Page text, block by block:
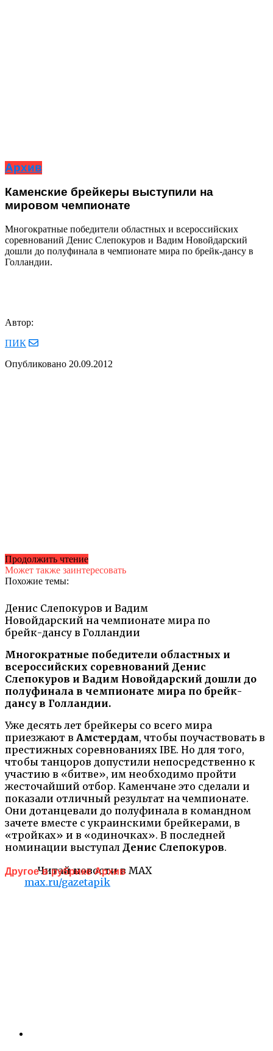
Архив
Каменские брейкеры выступили на
мировом чемпионате
Многократные победители областных и всероссийских
соревнований Денис Слепокуров и Вадим Новойдарский
дошли до полуфинала в чемпионате мира по брейк-дансу в
Голландии.
Автор:
ПИК
Опубликовано 20.09.2012
Денис Слепокуров и Вадим
Новойдарский на чемпионате мира по
брейк-дансу в Голландии
Многократные победители областных и
всероссийских соревнований Денис
Слепокуров и Вадим Новойдарский дошли до
полуфинала в чемпионате мира по брейк-
дансу в Голландии.
Уже десять лет брейкеры со всего мира
приезжают в Амстердам, чтобы поучаствовать в
престижных соревнованиях IBE. Но для того,
чтобы танцоров допустили непосредственно к
участию в «битве», им необходимо пройти
жесточайший отбор. Каменчане это сделали и
показали отличный результат на чемпионате.
Они дотанцевали до полуфинала в командном
зачете вместе с украинскими брейкерами, в
«тройках» и в «одиночках». В последней
номинации выступал Денис Слепокуров.
Читай новости в MAX
max.ru/gazetapik
Продолжить чтение
Может также заинтересовать
Похожие темы:
Другое в рубрике Архив